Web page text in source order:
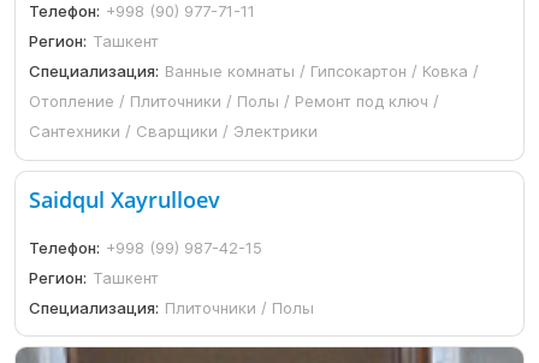
Телефон: +998 (90) 977-71-11
Регион: Ташкент
Специализация: Ванные комнаты / Гипсокартон / Ковка /
Отопление / Плиточники / Полы / Ремонт под ключ /
Сантехники / Сварщики / Электрики
Saidqul Xayrulloev
Телефон: +998 (99) 987-42-15
Регион: Ташкент
Специализация: Плиточники / Полы